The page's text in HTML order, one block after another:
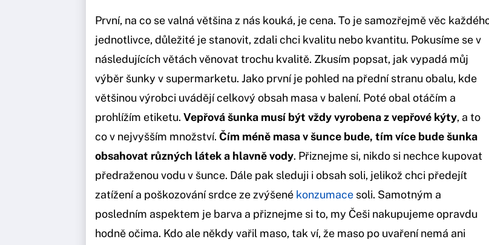
První, na co se valná většina z nás kouká, je cena. To je samozřejmě věc
jednotlivce, důležité je stanovit, zdali chci kvalitu nebo kvantitu. Pokusíme se v
následujících větách věnovat trochu kvalitě. Zkusím popsat, jak vypadá můj
výběr šunky v supermarketu. Jako první je pohled na přední stranu obalu, kde
většinou výrobci uvádějí celkový obsah masa v balení. Poté obal otáčím a
prohlížím etiketu. Vepřová šunka musí být vždy vyrobena z vepřové kýty, a to
co v nejvyšším množství. Čím méně masa v šunce bude, tím více bude šunka
obsahovat různých látek a hlavně vody. Přiznejme si, nikdo si nechce kupovat
předraženou vodu v šunce. Dále pak sleduji i obsah soli, jelikož chci předejít
zatížení a poškozování srdce ze zvýšené konzumace soli. Samotným a
posledním aspektem je barva a přiznejme si to, my Češi nakupujeme opravdu
hodně očima. Kdo ale někdy vařil maso, tak ví, že maso po uvaření nemá ani